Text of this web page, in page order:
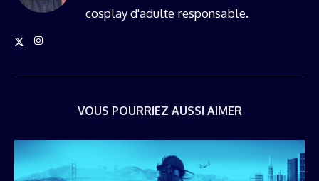
cosplay d'adulte responsable.
VOUS POURRIEZ AUSSI AIMER